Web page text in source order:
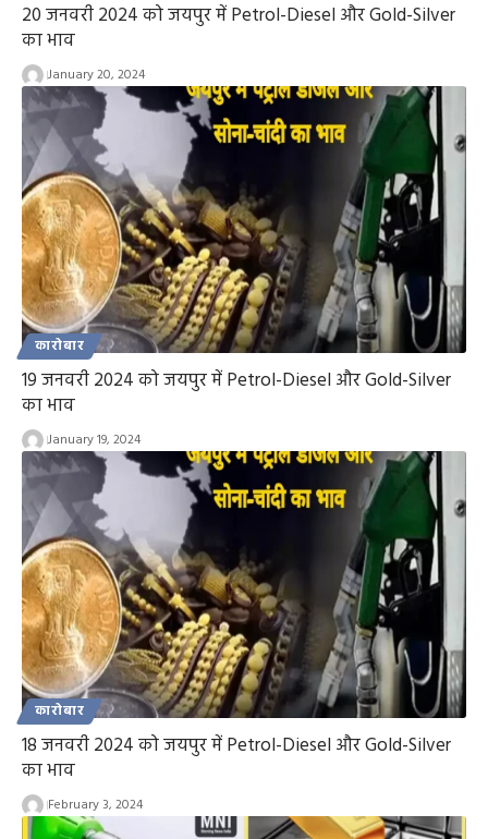
20 जनवरी 2024 को जयपुर में Petrol-Diesel और Gold-Silver
का भाव
January 20, 2024
कारोबार
19 जनवरी 2024 को जयपुर में Petrol-Diesel और Gold-Silver
का भाव
January 19, 2024
कारोबार
18 जनवरी 2024 को जयपुर में Petrol-Diesel और Gold-Silver
का भाव
February 3, 2024